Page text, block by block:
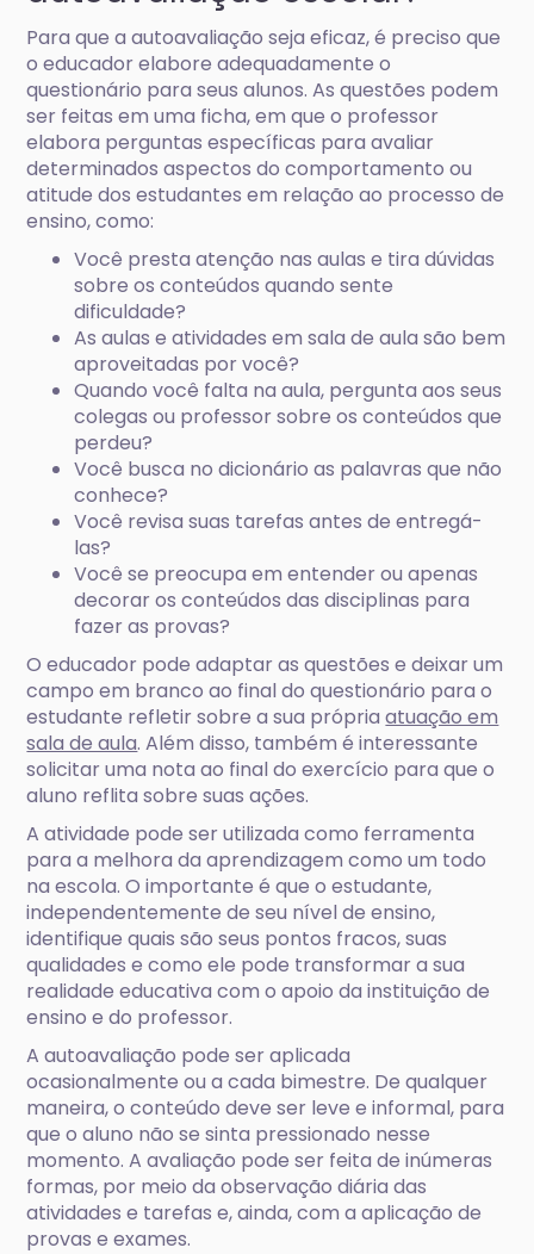
Para que a autoavaliação seja eficaz, é preciso que
o educador elabore adequadamente o
questionário para seus alunos. As questões podem
ser feitas em uma ficha, em que o professor
elabora perguntas específicas para avaliar
determinados aspectos do comportamento ou
atitude dos estudantes em relação ao processo de
ensino, como:
Você presta atenção nas aulas e tira dúvidas
sobre os conteúdos quando sente
dificuldade?
As aulas e atividades em sala de aula são bem
aproveitadas por você?
Quando você falta na aula, pergunta aos seus
colegas ou professor sobre os conteúdos que
perdeu?
Você busca no dicionário as palavras que não
conhece?
Você revisa suas tarefas antes de entregá-
las?
Você se preocupa em entender ou apenas
decorar os conteúdos das disciplinas para
fazer as provas?
O educador pode adaptar as questões e deixar um
campo em branco ao final do questionário para o
estudante refletir sobre a sua própriaatuação em
sala de aula. Além disso, também é interessante
solicitar uma nota ao final do exercício para que o
aluno reflita sobre suas ações.
A atividade pode ser utilizada como ferramenta
para a melhora da aprendizagem como um todo
na escola. O importante é que o estudante,
independentemente de seu nível de ensino,
identifique quais são seus pontos fracos, suas
qualidades e como ele pode transformar a sua
realidade educativa com o apoio da instituição de
ensino e do professor.
A autoavaliação pode ser aplicada
ocasionalmente ou a cada bimestre. De qualquer
maneira, o conteúdo deve ser leve e informal, para
que o aluno não se sinta pressionado nesse
momento. A avaliação pode ser feita de inúmeras
formas, por meio da observação diária das
atividades e tarefas e, ainda, com a aplicação de
provas e exames.